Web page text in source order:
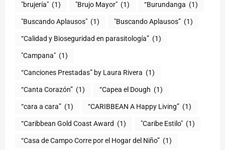
"brujería" (1) "Brujo Mayor" (1) “Burundanga (1)
"Buscando Aplausos" (1) "Buscando Aplausos” (1)
(1)
"Campana" (1)
“Canciones Prestadas” by Laura Rivera (1)
“Canta Corazón” (1) “Capea el Dough (1)
“cara a cara” (1) “CARIBBEAN A Happy Living” (1)
(1) "Caribe Estilo" (1)
“Casa de Campo Corre por el Hogar del Niño” (1)